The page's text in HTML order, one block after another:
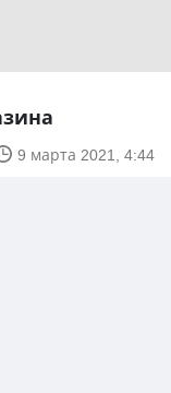
9 марта 2021, 4:44